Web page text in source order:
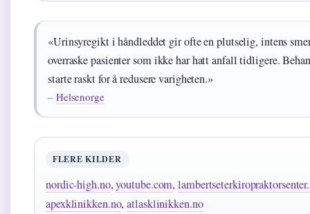
«Urinsyregikt i håndleddet gir ofte en plutselig, intens
overraske pasienter som ikke har hatt anfall tidligere.
starte raskt for å redusere varigheten.»
– Helsenorge
FLERE KILDER
nordic-high.no,youtube.com,
apexklinikken.no,atlasklinikken.no